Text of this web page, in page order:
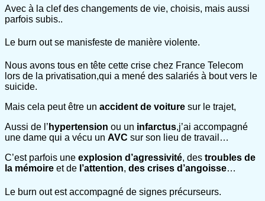
Avec à la clef des changements de vie, choisis, mais aussi
parfois subis..
Le burn out se manisfeste de manière violente.
Nous avons tous en tête cette crise chez France Telecom
lors de la privatisation,qui a mené des salariés à bout vers le
suicide.
Mais cela peut être un accident de voiture sur le trajet,
Aussi de l’ hypertension ou un infarctus,j’ai accompagné
une dame qui a vécu un AVC sur son lieu de travail…
C’est parfois une explosion d’agressivité, des troubles de
la mémoire et de l’attention, des crises d’angoisse…
Le burn out est accompagné de signes précurseurs.